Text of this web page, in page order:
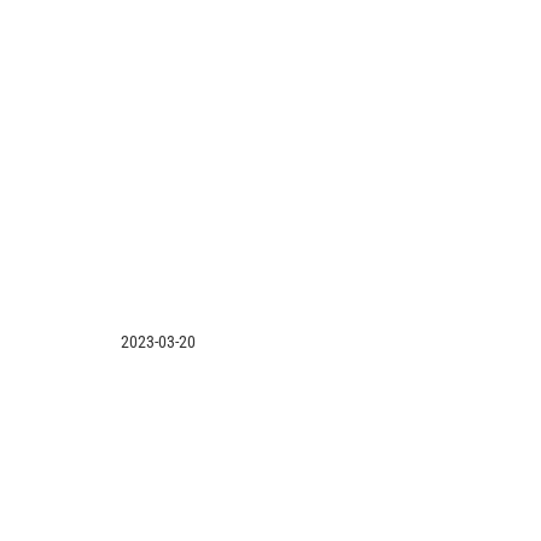
2023-03-20